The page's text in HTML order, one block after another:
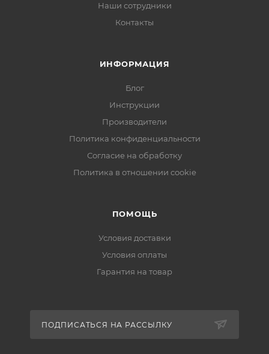
Наши сотрудники
Контакты
ИНФОРМАЦИЯ
Блог
Инструкции
Производители
Политика конфиденциальности
Согласие на обработку
Политика в отношении cookie
ПОМОЩЬ
Условия доставки
Условия оплаты
Гарантия на товар
ПОДПИСАТЬСЯ НА РАССЫЛКУ